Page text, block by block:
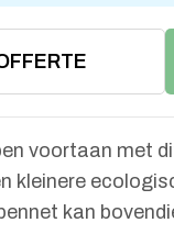
voortaan met
kleinere
kan